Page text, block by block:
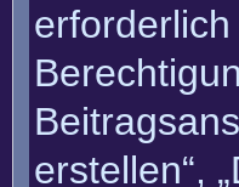
erstellen“,